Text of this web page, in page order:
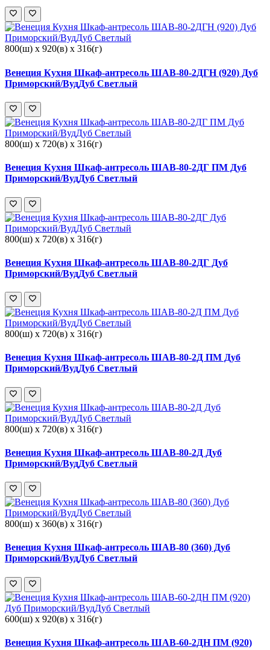
800(ш) x 920(в) x 316(г)
Венеция Кухня Шкаф-антресоль ШАВ-80-2ДГН (920) Дуб
Приморский/ВудДуб Светлый
800(ш) x 720(в) x 316(г)
Венеция Кухня Шкаф-антресоль ШАВ-80-2ДГ ПМ Дуб
Приморский/ВудДуб Светлый
800(ш) x 720(в) x 316(г)
Венеция Кухня Шкаф-антресоль ШАВ-80-2ДГ Дуб
Приморский/ВудДуб Светлый
800(ш) x 720(в) x 316(г)
Венеция Кухня Шкаф-антресоль ШАВ-80-2Д ПМ Дуб
Приморский/ВудДуб Светлый
800(ш) x 720(в) x 316(г)
Венеция Кухня Шкаф-антресоль ШАВ-80-2Д Дуб
Приморский/ВудДуб Светлый
800(ш) x 360(в) x 316(г)
Венеция Кухня Шкаф-антресоль ШАВ-80 (360) Дуб
Приморский/ВудДуб Светлый
600(ш) x 920(в) x 316(г)
Венеция Кухня Шкаф-антресоль ШАВ-60-2ДН ПМ (920)